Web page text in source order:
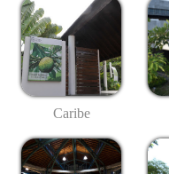
Caribe